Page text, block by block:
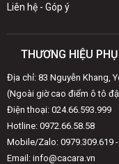
Liên hệ - Góp ý
THƯƠNG HIỆU
Địa chỉ: 83 Nguyễn Khang,
(Ngoài giờ cao điểm ô tô
Điện thoại: 024.66.593.999
Hotline: 0972.66.58.58
Mobile/Zalo: 0979.309.619
Email: info@cacara.vn